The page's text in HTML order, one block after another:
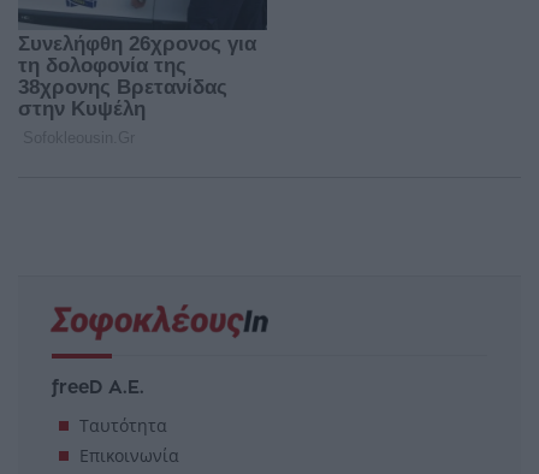
freeD Α.Ε.
Ταυτότητα
Επικοινωνία